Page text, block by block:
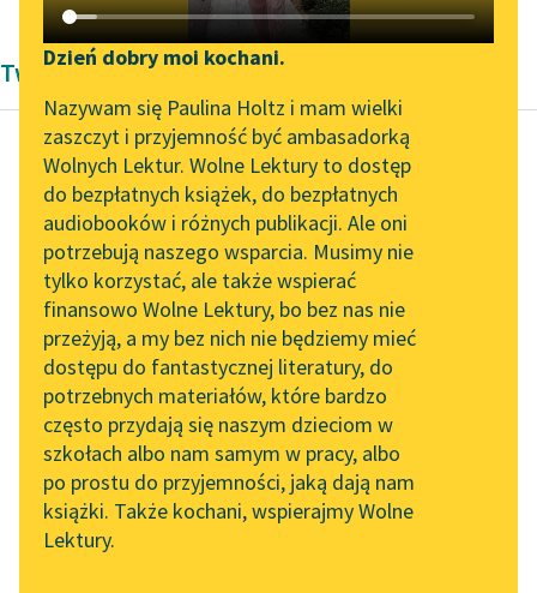
Katalog DAISY
Podkasty o książkach
Zgłoś brak utworu
Aktualności
„Prokurator Alicja Horn”
do słuchania
Byliśmy częścią AI Impact
Lab
Zapraszamy na spotkanie
online z tłumaczkami
literatury skandynawskiej
Spotkanie z Katarzyną
Tunkiel w Oslo
102. lata temu zmarł
Joseph Conrad
Narzędzia
Mapa Wolnych Lektur
Leśmianator
Przewodnik dla piszących i
czytających
API
OAI-PMH
Widget Wolnych Lektur
Przypisy
Dzień dobry moi kochani.
Nazywam się Paulina Holtz i mam wielki
zaszczyt i przyjemność być ambasadorką
Wolnych Lektur. Wolne Lektury to dostęp
do bezpłatnych książek, do bezpłatnych
audiobooków i różnych publikacji. Ale oni
potrzebują naszego wsparcia. Musimy nie
tylko korzystać, ale także wspierać
finansowo Wolne Lektury, bo bez nas nie
przeżyją, a my bez nich nie będziemy mieć
dostępu do fantastycznej literatury, do
potrzebnych materiałów, które bardzo
często przydają się naszym dzieciom w
szkołach albo nam samym w pracy, albo
po prostu do przyjemności, jaką dają nam
książki. Także kochani, wspierajmy Wolne
Lektury.
Twórczość Kornela Makuszyńskiego
Kornel Makuszyński
O dwóch takich, co
ukradli księżyc
Ponieważ mili
synkowie zjedli ojcu
pasek od spodni,
zmartwiony starowina
nie miał ich nawet
czym...